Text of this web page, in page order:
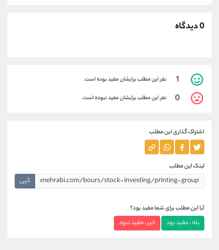
0 دیدگاه
1 نفر این مطلب برایشان مفید بوده است.
0 نفر این مطلب برایشان مفید نبوده است.
اشتراک گذاری این مطلب
لینک این مطلب
کپی
آیا این مطلب برای شما مفید بود؟
بله ، مفید بود خیر ، مفید نبود